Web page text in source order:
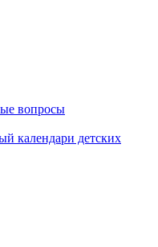
вопросы
календари детских